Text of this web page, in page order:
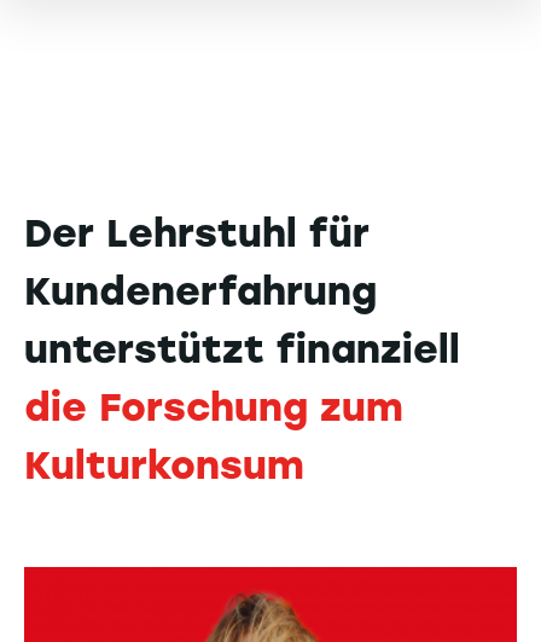
Der Lehrstuhl für
Kundenerfahrung
unterstützt finanziell
die Forschung zum
Kulturkonsum